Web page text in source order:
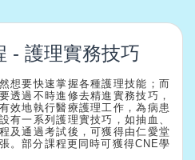
- 護理實務技巧
想要快速掌握各種護理技能；而
透過不時進修去精進實務技巧，
效地執行醫療護理工作，為病患
有一系列護理實技巧，如抽血、
及通過考試後，可獲得由仁愛堂
。部分課程更同時可獲得CNE學